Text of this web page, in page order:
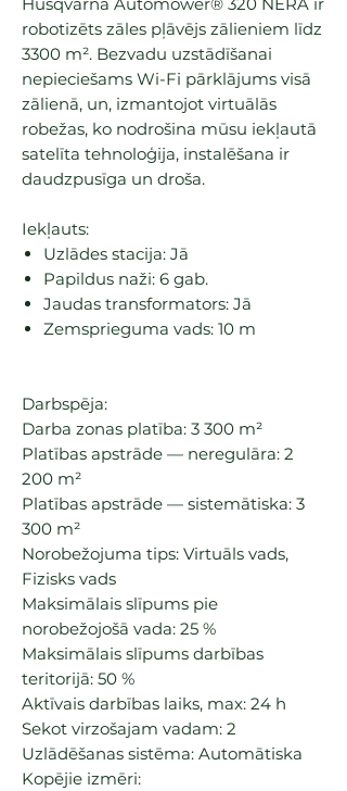
robotizēts zāles pļāvējs zālieniem līdz
3300 m². Bezvadu uzstādīšanai
nepieciešams Wi-Fi pārklājums visā
zālienā, un, izmantojot virtuālās
robežas, ko nodrošina mūsu iekļautā
satelīta tehnoloģija, instalēšana ir
daudzpusīga un droša.
Iekļauts:
Uzlādes stacija: Jā
Papildus naži: 6 gab.
Jaudas transformators: Jā
Zemsprieguma vads: 10 m
Darbspēja:
Darba zonas platība: 3 300 m²
Platības apstrāde — neregulāra: 2
200 m²
Platības apstrāde — sistemātiska: 3
300 m²
Norobežojuma tips: Virtuāls vads,
Fizisks vads
Maksimālais slīpums pie
norobežojošā vada: 25 %
Maksimālais slīpums darbības
teritorijā: 50 %
Aktīvais darbības laiks, max: 24 h
Sekot virzošajam vadam: 2
Uzlādēšanas sistēma: Automātiska
Kopējie izmēri: